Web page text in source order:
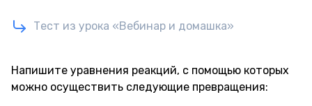
Тест из урока «Вебинар и домашка»
Напишите уравнения реакций, с помощью которых
можно осуществить следующие превращения: